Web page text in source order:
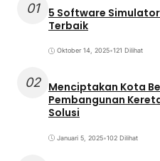
01
5 Software
Terbaik
Oktober 14, 2025•121 Dilihat
02 Menciptakan Kota
Pembangunan
Solusi
Januari 5, 2025•102 Dilihat